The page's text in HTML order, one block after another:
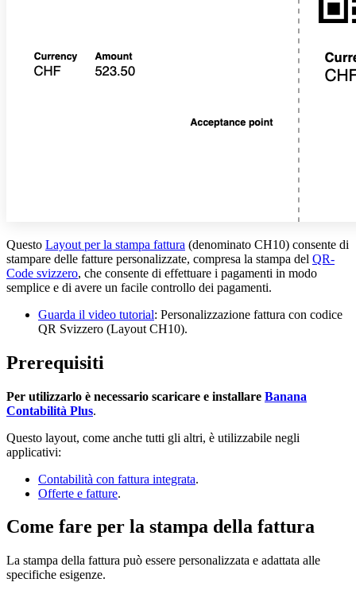
Questo Layout per la stampa fattura (denominato CH10) consente di
stampare delle fatture personalizzate, compresa la stampa del QR-
Code svizzero, che consente di effettuare i pagamenti in modo
semplice e di avere un facile controllo dei pagamenti.
Guarda il video tutorial: Personalizzazione fattura con codice
QR Svizzero (Layout CH10).
Prerequisiti
Per utilizzarlo è necessario scaricare e installare Banana
Contabilità Plus.
Questo layout, come anche tutti gli altri, è utilizzabile negli
applicativi:
Contabilità con fattura integrata.
Offerte e fatture.
Come fare per la stampa della fattura
La stampa della fattura può essere personalizzata e adattata alle
specifiche esigenze.